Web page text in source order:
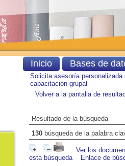
Solicita asesoría personalizada
capacitación grupal
Volver a la pantalla de
Resultado de la búsqueda
130 búsqueda de la palabra
Ver los
esta búsqueda
Enlace de
Inicio Bases de